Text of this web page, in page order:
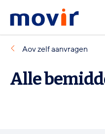
Spring
naar
hoofdinhoud
Spring
naar
footernavigatie
Movir
Ga
de
Aov zelfaanvragen
Alle